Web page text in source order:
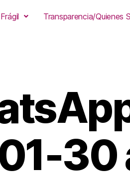
Transparencia/Quienes
30